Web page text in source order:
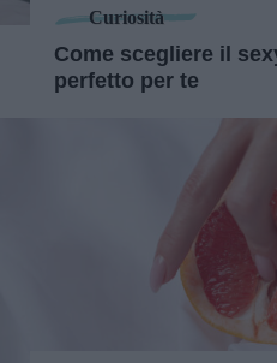
Curiosità
Come scegliere il
perfetto per te